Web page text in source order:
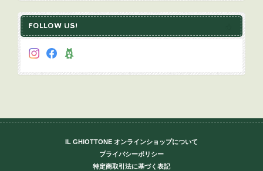
FOLLOW US!
IL GHIOTTONE オンラインショップについて
プライバシーポリシー
特定商取引法に基づく表記